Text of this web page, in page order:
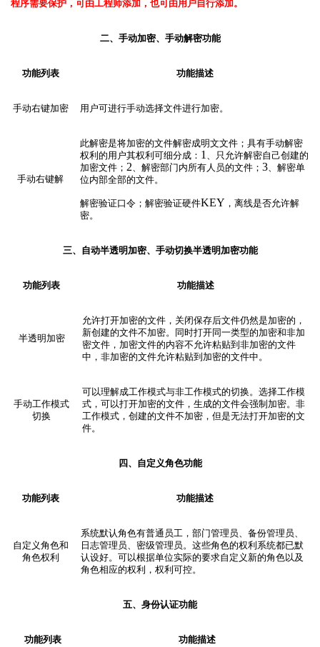
程序需要保护，可由工程师添加，也可由用户自行添加。
二、手动加密、手动解密功能
功能列表 功能描述
手动右键加密 用户可进行手动选择文件进行加密。
手动右键解
此解密是将加密的文件解密成明文文件；具有手动解密
权利的用户其权利可细分成： 1、只允许解密自己创建的
加密文件； 2、解密部门内所有人员的文件； 3、解密单
位内部全部的文件。
解密验证口令；解密验证硬件KEY ，离线是否允许解
密。
三、自动半透明加密、手动切换半透明加密功能
功能列表 功能描述
半透明加密
允许打开加密的文件，关闭保存后文件仍然是加密的，
新创建的文件不加密。同时打开同一类型的加密和非加
密文件，加密文件的内容不允许粘贴到非加密的文件
中，非加密的文件允许粘贴到加密的文件中。
手动工作模式
切换
可以理解成工作模式与非工作模式的切换。选择工作模
式，可以打开加密的文件，生成的文件会强制加密。非
工作模式，创建的文件不加密，但是无法打开加密的文
件。
四、自定义角色功能
功能列表 功能描述
自定义角色和
角色权利
系统默认角色有普通员工，部门管理员、备份管理员、
日志管理员、密级管理员。这些角色的权利系统都已默
认设好。可以根据单位实际的要求自定义新的角色以及
角色相应的权利，权利可控。
五、身份认证功能
功能列表 功能描述